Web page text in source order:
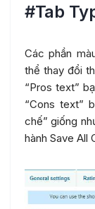
#Tab
Các phần
thể thay đổi
“Pros text”
“Cons text”
chế” giống
hành Save All